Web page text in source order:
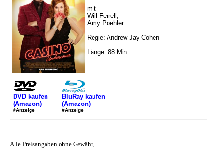
mit
Will Ferrell,
Amy Poehler
Regie: Andrew Jay Cohen
Länge: 88 Min.
DVD kaufen
(Amazon)
#Anzeige
BluRay kaufen
(Amazon)
#Anzeige
Alle Preisangaben ohne Gewähr,